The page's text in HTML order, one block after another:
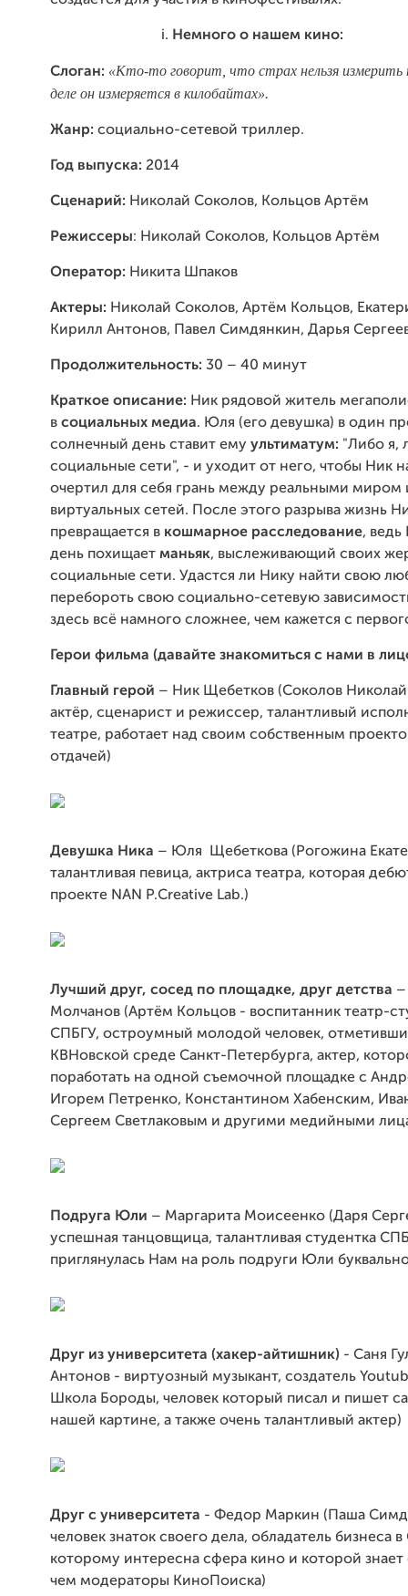
Немного о нашем кино:
Слоган: «Кто-то говорит, что страх нельзя
деле он измеряется в килобайтах».
Жанр: социально-сетевой триллер.
Год выпуска: 2014
Сценарий: Николай Соколов, Кольцов Артём
Режиссеры: Николай Соколов, Кольцов Артём
Оператор: Никита Шпаков
Актеры: Николай Соколов, Артём Кольцов,
Кирилл Антонов, Павел Симдянкин, Дарья
Продолжительность: 30 – 40 минут
Краткое описание: Ник рядовой житель
в социальных медиа. Юля (его девушка) в один
солнечный день ставит ему ультиматум: "Либо я,
социальные сети", - и уходит от него, чтобы Ник
очертил для себя грань между реальными
виртуальных сетей. После этого разрыва жизнь
превращается в кошмарное расследование,
день похищает маньяк, выслеживающий своих
социальные сети. Удастся ли Нику найти свою
перебороть свою социально-сетевую
здесь всё намного сложнее, чем кажется с
Герои фильма (давайте знакомиться с нами в
Главный герой – Ник Щебетков (Соколов
актёр, сценарист и режиссер, талантливый
театре, работает над своим собственным
отдачей)
Девушка Ника – Юля Щебеткова (Рогожина
талантливая певица, актриса театра, которая
проекте NAN P.Creative Lab.)
Лучший друг, сосед по площадке, друг детства –
Молчанов (Артём Кольцов - воспитанник театр-
СПБГУ, остроумный молодой человек,
КВНовской среде Санкт-Петербурга, актер,
поработать на одной съемочной площадке с
Игорем Петренко, Константином Хабенским,
Сергеем Светлаковым и другими медийными
Подруга Юли – Маргарита Моисеенко (Даря
успешная танцовщица, талантливая студентка
приглянулась Нам на роль подруги Юли
Друг из университета (хакер-айтишник) - Саня
Антонов - виртуозный музыкант, создатель
Школа Бороды, человек который писал и пишет
нашей картине, а также очень талантливый актер)
Друг с университета - Федор Маркин (Паша
человек знаток своего дела, обладатель бизнеса
которому интересна сфера кино и которой
чем модераторы КиноПоиска)